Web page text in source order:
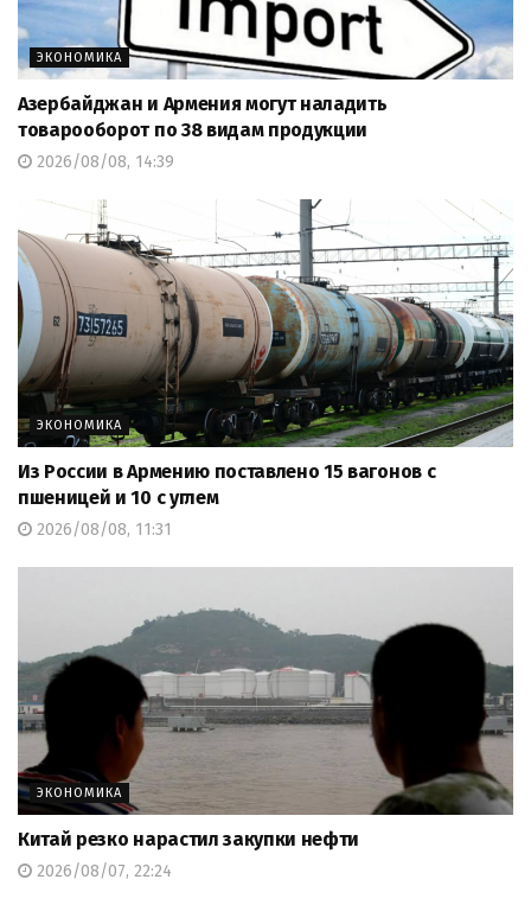
ЭКОНОМИКА
Азербайджан и Армения могут наладить
товарооборот по 38 видам продукции
2026/08/08, 14:39
ЭКОНОМИКА
Из России в Армению поставлено 15 вагонов с
пшеницей и 10 с углем
2026/08/08, 11:31
ЭКОНОМИКА
Китай резко нарастил закупки нефти
2026/08/07, 22:24